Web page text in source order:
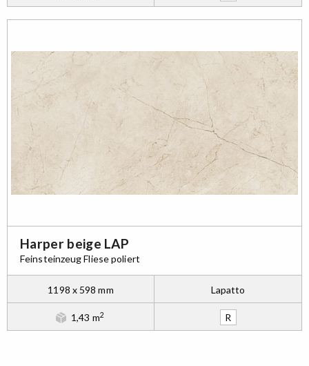
Harper beige LAP
Feinsteinzeug Fliese poliert
1198 x 598 mm Lapatto
1,43 m2 R